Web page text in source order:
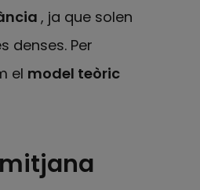
, ja que solen
denses. Per
el model teòric